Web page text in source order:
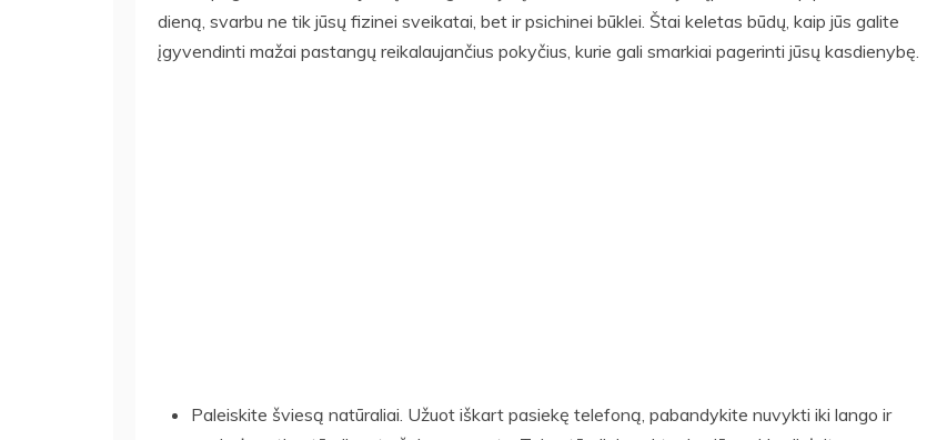
dieną, svarbu ne tik jūsų fizinei sveikatai, bet ir psichinei būklei. Štai keletas būdų, kaip jūs galite
įgyvendinti mažai pastangų reikalaujančius pokyčius, kurie gali smarkiai pagerinti jūsų kasdienybę.
Paleiskite šviesą natūraliai. Užuot iškart pasiekę telefoną, pabandykite nuvykti iki lango ir